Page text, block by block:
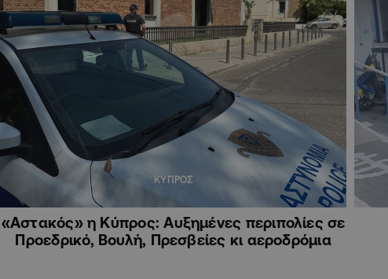
ΚΥΠΡΟΣ
«Αστακός» η Κύπρος: Αυξημένες περιπολίες σε
Προεδρικό, Βουλή, Πρεσβείες κι αεροδρόμια